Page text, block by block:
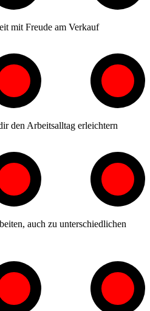
mit Freude am Verkauf
den Arbeitsalltag erleichtern
auch zu unterschiedlichen